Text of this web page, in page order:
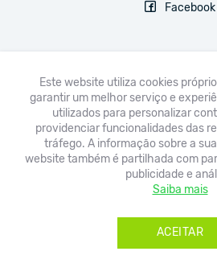
Facebook
FNE UGT CPLP-SE CSEE-
Avisos legais & Política de
Copyright © 2020 Sindicato Democrático
Developed by
Este website utiliza cookies
garantir um melhor serviço e
utilizados para personalizar
providenciar funcionalidades das
tráfego. A informação sobre a
website também é partilhada com
publicidade e
Saiba mais
ACEITAR